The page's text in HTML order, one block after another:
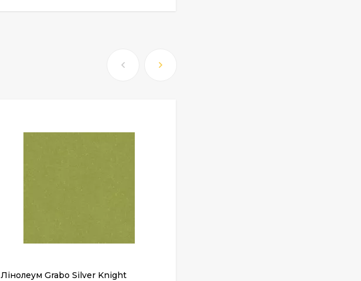
Лінолеум Grabo Silver Knight